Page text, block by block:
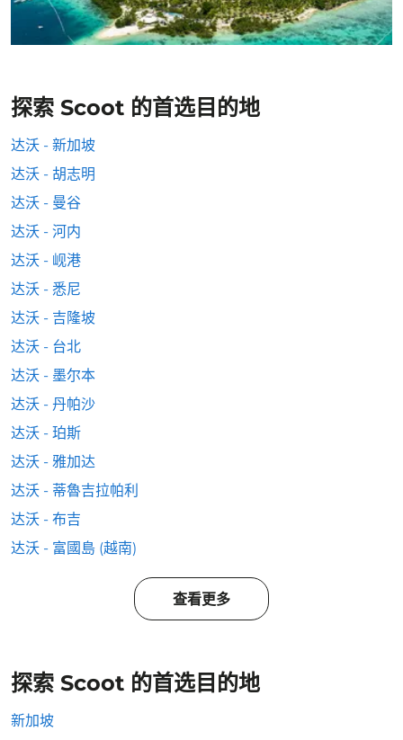
探索 Scoot 的首选目的地
达沃 - 新加坡
达沃 - 胡志明
达沃 - 曼谷
达沃 - 河内
达沃 - 岘港
达沃 - 悉尼
达沃 - 吉隆坡
达沃 - 台北
达沃 - 墨尔本
达沃 - 丹帕沙
达沃 - 珀斯
达沃 - 雅加达
达沃 - 蒂魯吉拉帕利
达沃 - 布吉
达沃 - 富國島 (越南)
查看更多
探索 Scoot 的首选目的地
新加坡